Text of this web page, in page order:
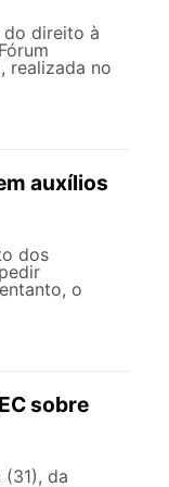
do direito à
realizada no
auxílios
dos
o
sobre
da